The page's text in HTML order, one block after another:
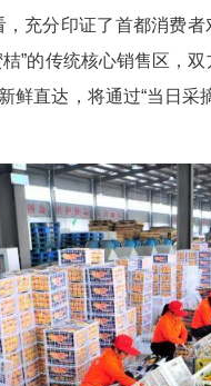
司与全国供销合
司、北京龙华飞
华北及全国市场奠
度来看，充分印
是“宜昌蜜桔”的
保障果品新鲜直达